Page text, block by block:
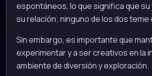
espontáneos, lo que significa que
su relación; ninguno de los dos
Sin embargo, es importante que
experimentar y a ser creativos en la
ambiente de diversión y exploración.